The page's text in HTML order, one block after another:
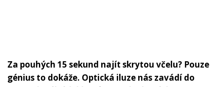
Za pouhých 15 sekund najít skrytou včelu? Pouze
génius to dokáže. Optická iluze nás zavádí do